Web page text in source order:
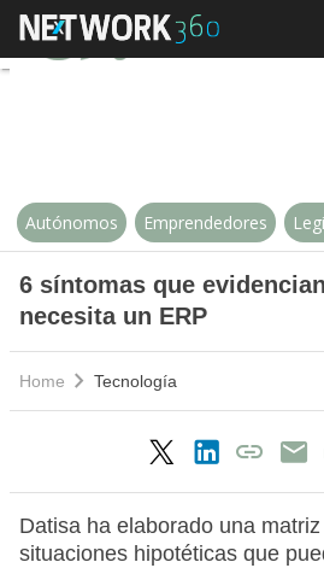
6
Autónomos Emprendedores
6 síntomas que
necesita un ERP
Home Tecnología
Datisa ha elaborado una
situaciones hipotéticas que